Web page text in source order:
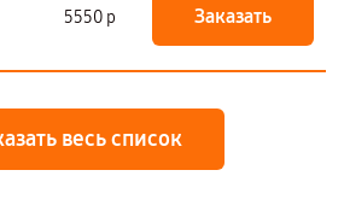
5550 р Заказать
весь список